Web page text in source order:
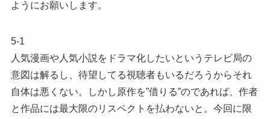
ようにお願いします。
5-1
人気漫画や人気小説をドラマ化したいというテレビ局の
意図は解るし、待望してる視聴者もいるだろうからそれ
自体は悪くない。しかし原作を”借りる”のであれば、作者
と作品には最大限のリスペクトを払わないと。今回に限